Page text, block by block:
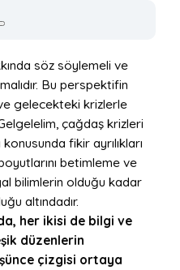
söz söylemeli ve
Bu perspektifin
gelecekteki krizlerle
çağdaş krizleri
fikir ayrılıkları
betimleme ve
bilimlerin olduğu kadar
altındadır.
her ikisi de bilgi ve
düzenlerin
çizgisi ortaya